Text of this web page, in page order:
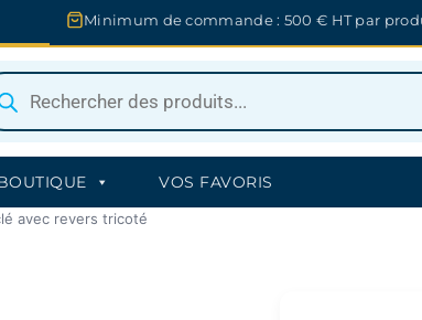
Minimum de commande : 500 € HT par
VOS FAVORIS
avec revers tricoté